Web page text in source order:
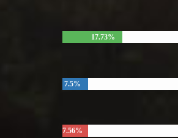
17.73%
7.5%
7.56%